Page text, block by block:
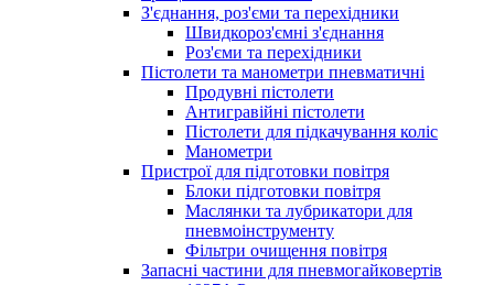
З'єднання, роз'єми та перехідники
Швидкороз'ємні з'єднання
Роз'єми та перехідники
Пістолети та манометри пневматичні
Продувні пістолети
Антигравійні пістолети
Пістолети для підкачування коліс
Манометри
Пристрої для підготовки повітря
Блоки підготовки повітря
Маслянки та лубрикатори для
пневмоінструменту
Фільтри очищення повітря
Запасні частини для пневмогайковертів